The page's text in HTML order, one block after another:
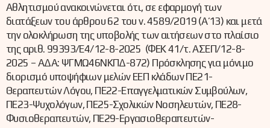
Αθλητισμού ανακοινώνεται ότι, σε εφαρμογή των
διατάξεων του άρθρου 62 του ν. 4589/2019 (Α΄ 13) και μετά
την ολοκλήρωση της υποβολής των αιτήσεων στο πλαίσιο
της αριθ. 99393/Ε4/12-8-2025 (ΦΕΚ 41/τ. ΑΣΕΠ/12-8-
2025 – ΑΔΑ: ΨΓΜΩ46ΝΚΠΔ-872) Πρόσκλησης για μόνιμο
διορισμό υποψήφιων μελών ΕΕΠ κλάδων ΠΕ21-
Θεραπευτών Λόγου, ΠΕ22-Επαγγελματικών Συμβούλων,
ΠΕ23-Ψυχολόγων, ΠΕ25-Σχολικών Νοσηλευτών, ΠΕ28-
Φυσιοθεραπευτών, ΠΕ29-Εργασιοθεραπευτών-